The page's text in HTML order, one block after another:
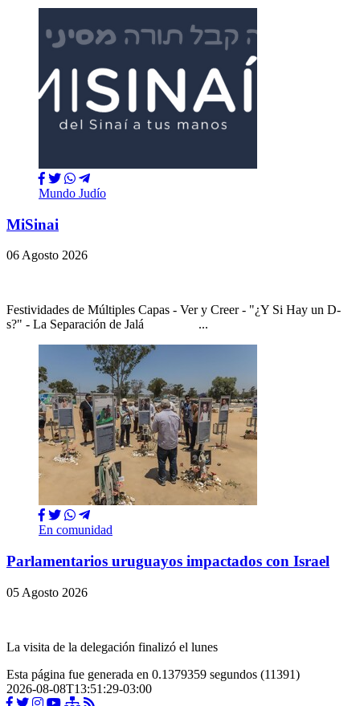
Mundo Judío
MiSinai
06 Agosto 2026
Festividades de Múltiples Capas - Ver y Creer - "¿Y Si Hay un D-
s?" - La Separación de Jalá ...
En comunidad
Parlamentarios uruguayos impactados con Israel
05 Agosto 2026
La visita de la delegación finalizó el lunes
Esta página fue generada en 0.1379359 segundos (11391)
2026-08-08T13:51:29-03:00